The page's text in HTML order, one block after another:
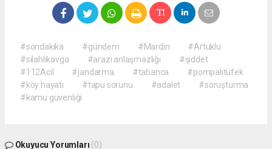
#sondakika #gündem #Mardin
#Artuklu
#silahlıkavga
#arazi anlaşmazlığı
#şiddet
#112Acil
#jandarma #tabanca
#pompalıtüfek
#köy hayatı
#tapu sorunu #adalet
#soruşturma
#kamu güvenliği
Okuyucu Yorumları (0)